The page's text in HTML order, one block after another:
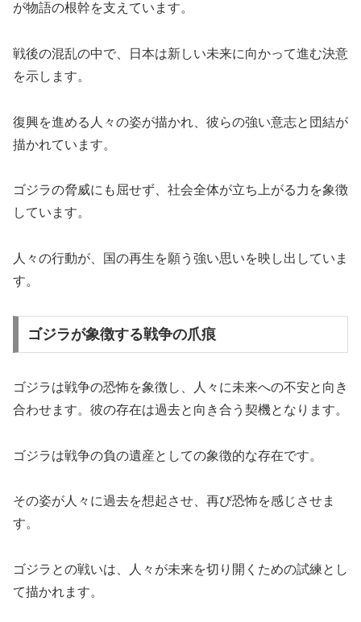
が物語の根幹を支えています。
戦後の混乱の中で、日本は新しい未来に向かって進む決意
を示します。
復興を進める人々の姿が描かれ、彼らの強い意志と団結が
描かれています。
ゴジラの脅威にも屈せず、社会全体が立ち上がる力を象徴
しています。
人々の行動が、国の再生を願う強い思いを映し出していま
す。
ゴジラが象徴する戦争の爪痕
ゴジラは戦争の恐怖を象徴し、人々に未来への不安と向き
合わせます。彼の存在は過去と向き合う契機となります。
ゴジラは戦争の負の遺産としての象徴的な存在です。
その姿が人々に過去を想起させ、再び恐怖を感じさせま
す。
ゴジラとの戦いは、人々が未来を切り開くための試練とし
て描かれます。